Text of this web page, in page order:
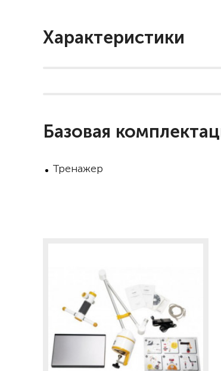
Характеристики
Базовая
Тренажер